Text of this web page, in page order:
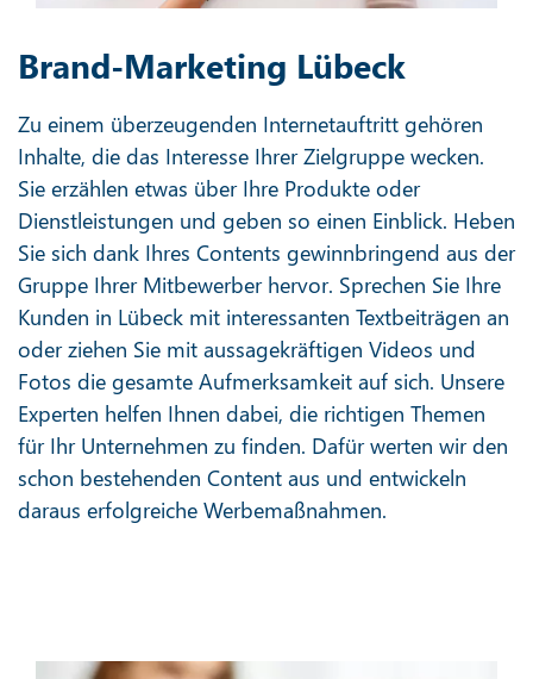
Brand-Marketing Lübeck
Zu einem überzeugenden Internetauftritt gehören
Inhalte, die das Interesse Ihrer Zielgruppe wecken.
Sie erzählen etwas über Ihre Produkte oder
Dienstleistungen und geben so einen Einblick. Heben
Sie sich dank Ihres Contents gewinnbringend aus der
Gruppe Ihrer Mitbewerber hervor. Sprechen Sie Ihre
Kunden in Lübeck mit interessanten Textbeiträgen an
oder ziehen Sie mit aussagekräftigen Videos und
Fotos die gesamte Aufmerksamkeit auf sich. Unsere
Experten helfen Ihnen dabei, die richtigen Themen
für Ihr Unternehmen zu finden. Dafür werten wir den
schon bestehenden Content aus und entwickeln
daraus erfolgreiche Werbemaßnahmen.